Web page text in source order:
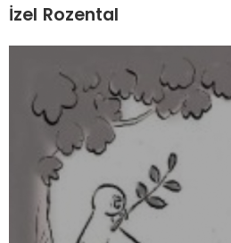
İzel Rozental